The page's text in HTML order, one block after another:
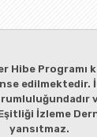
Hibe Programı
edilmektedir.
İzleme
yansıtmaz.